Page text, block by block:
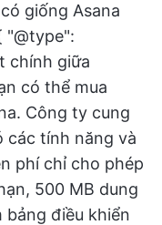
giống Asana
"@type":
chính giữa
có thể mua
Công ty cung
các tính năng và
phí chỉ cho phép
500 MB dung
bảng điều khiển